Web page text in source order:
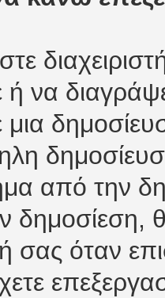
ή να
μια
από την
δημοσίεση,
σας όταν